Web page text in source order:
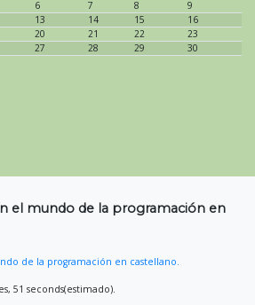
6 7 8
9
13 14 15
16
20 21 22
23
27 28 29
30
el mundo de la programación en
de la programación en castellano.
51 seconds(estimado).